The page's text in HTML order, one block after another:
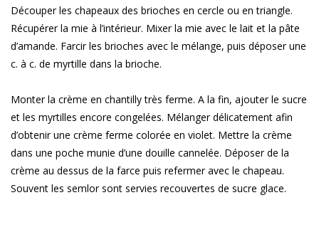
Découper les chapeaux des brioches en cercle ou en triangle.
Récupérer la mie à l’intérieur. Mixer la mie avec le lait et la pâte
d’amande. Farcir les brioches avec le mélange, puis déposer une
c. à c. de myrtille dans la brioche.
Monter la crème en chantilly très ferme. A la fin, ajouter le sucre
et les myrtilles encore congelées. Mélanger délicatement afin
d’obtenir une crème ferme colorée en violet. Mettre la crème
dans une poche munie d’une douille cannelée. Déposer de la
crème au dessus de la farce puis refermer avec le chapeau.
Souvent les semlor sont servies recouvertes de sucre glace.